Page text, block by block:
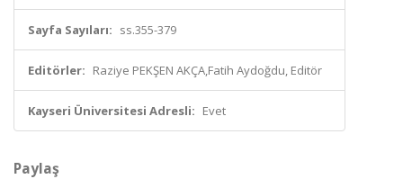
Sayfa Sayıları: ss.355-379
Editörler: Raziye PEKŞEN AKÇA,Fatih Aydoğdu, Editör
Kayseri Üniversitesi Adresli: Evet
Paylaş